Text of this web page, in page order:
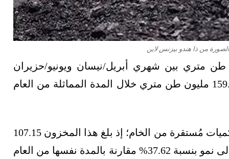
من ذا هندو بيزنس لاين
إنديا" إنتاج 175.48 مليون طن متري بين شهري أبريل/نيسان ويونيو/حزيران
2023، مُحقِّقَةً معدل نمو قدره 9.85% مقارنة بـ159.75 مليون طن متري خلال المدة المماثلة من العام
وعلى صعيد المخزون المتوافر من الفحم؛ فهناك كميات مُستقرة من الخام؛ إذ بلغ هذا المخزون 107.15
مليون طن في نهاية يونيو/حزيران 2023؛ ما يُشير إلى نمو بنسبة 37.62% مقارنة بالمدة نفسها من العام